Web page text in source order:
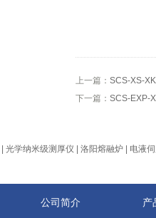
上一篇： SCS-XS-
下一篇： SCS-EXP-
光学纳米级测厚仪 洛阳熔融炉 电液
公司简介 产